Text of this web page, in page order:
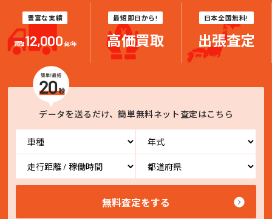
豊富な実績
買取12,000台/年
最短即日から!
高価買取
日本全国無料!
出張査定
データを送るだけ、簡単無料ネット査定はこちら
無料査定をする